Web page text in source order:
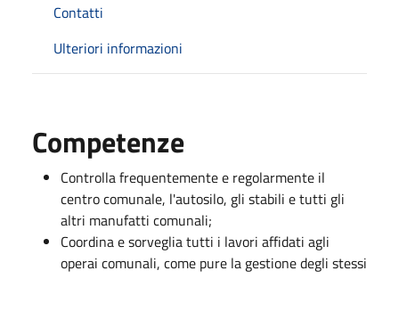
Contatti
Ulteriori informazioni
Competenze
Controlla frequentemente e regolarmente il
centro comunale, l'autosilo, gli stabili e tutti gli
altri manufatti comunali;
Coordina e sorveglia tutti i lavori affidati agli
operai comunali, come pure la gestione degli stessi